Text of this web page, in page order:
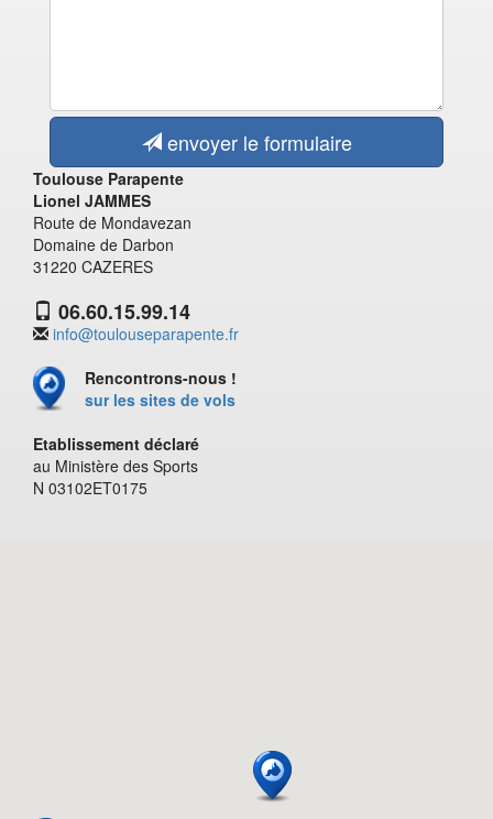
envoyer le formulaire
Toulouse Parapente
Lionel JAMMES
Route de Mondavezan
Domaine de Darbon
31220 CAZERES
06.60.15.99.14
info@toulouseparapente.fr
Rencontrons-nous !
sur les sites de vols
Etablissement déclaré
au Ministère des Sports
N 03102ET0175